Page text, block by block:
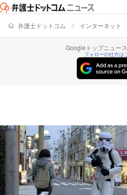
弁護士ドットコム インターネット
Googleトップニュー
フォローの仕方は